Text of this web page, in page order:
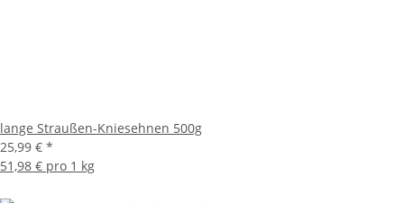
lange Straußen-Kniesehnen 500g
25,99 € *
51,98 € pro 1 kg